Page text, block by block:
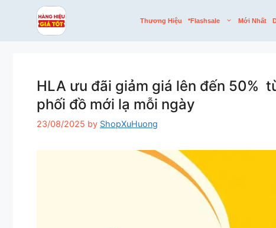
Thương Hiệu *flashsale Mới Nhất
HLA ưu đãi giảm giá lên đến 50%
phối đồ mới lạ mỗi ngày
23/08/2025 by ShopXuHuong